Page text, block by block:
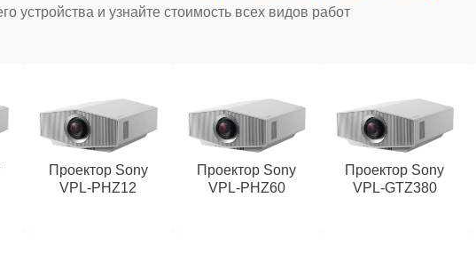
устройства и узнайте стоимость всех видов работ
Проектор Sony
VPL‑PHZ12
Проектор Sony
VPL‑PHZ60
Проектор Sony
VPL‑GTZ380